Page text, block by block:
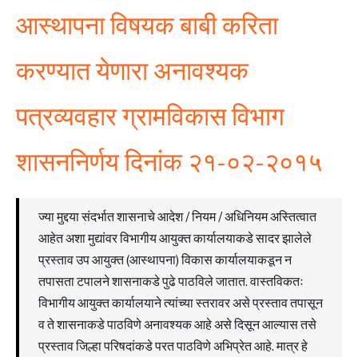
आस्थापना विषयक बाबी करिता
करण्यात येणारा अनावश्यक
पत्रव्यवहार ग्रामविकास विभाग
शासननिर्णय दिनांक २१-०२-२०१५
ज्या मुद्दया संदर्भात शासनाचे आदेश / नियम / अधिनियम अस्तित्वात
आहेत अशा मुद्यांवर विभागीय आयुक्त कार्यालयाकडे सादर झालेले
प्रस्ताव उप आयुक्त (आस्थापना) विकास कार्यालयाकडून न
तपासता टपालने शासनाकडे पुढे पाठविले जातात. वास्तविकतः
विभागीय आयुक्त कार्यालयाने त्यांच्या स्तरावर असे प्रस्ताव तपासून
व ते शासनाकडे पाठविणे अनावश्यक आहे असे दिसून आल्यास तसे
प्रस्ताव जिल्हा परिषदांकडे परत पाठविणे अभिप्रेत आहे. मात्र हे